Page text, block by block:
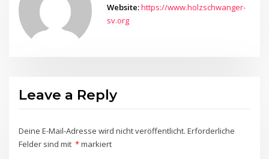
Website:https://www.holzschwanger-
sv.org
Leave a Reply
Deine E-Mail-Adresse wird nicht veröffentlicht. Erforderliche
Felder sind mit *markiert